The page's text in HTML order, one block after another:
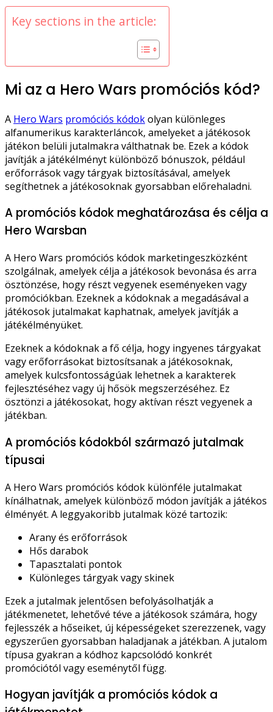
Key sections in the article:
Mi az a Hero Wars promóciós kód?
A Hero Wars promóciós kódokolyan különleges
alfanumerikus karakterláncok, amelyeket a játékosok
játékon belüli jutalmakra válthatnak be. Ezek a kódok
javítják a játékélményt különböző bónuszok, például
erőforrások vagy tárgyak biztosításával, amelyek
segíthetnek a játékosoknak gyorsabban előrehaladni.
A promóciós kódok meghatározása és célja a
Hero Warsban
A Hero Wars promóciós kódok marketingeszközként
szolgálnak, amelyek célja a játékosok bevonása és arra
ösztönzése, hogy részt vegyenek eseményeken vagy
promóciókban. Ezeknek a kódoknak a megadásával a
játékosok jutalmakat kaphatnak, amelyek javítják a
játékélményüket.
Ezeknek a kódoknak a fő célja, hogy ingyenes tárgyakat
vagy erőforrásokat biztosítsanak a játékosoknak,
amelyek kulcsfontosságúak lehetnek a karakterek
fejlesztéséhez vagy új hősök megszerzéséhez. Ez
ösztönzi a játékosokat, hogy aktívan részt vegyenek a
játékban.
A promóciós kódokból származó jutalmak
típusai
A Hero Wars promóciós kódok különféle jutalmakat
kínálhatnak, amelyek különböző módon javítják a játékos
élményét. A leggyakoribb jutalmak közé tartozik:
Arany és erőforrások
Hős darabok
Tapasztalati pontok
Különleges tárgyak vagy skinek
Ezek a jutalmak jelentősen befolyásolhatják a
játékmenetet, lehetővé téve a játékosok számára, hogy
fejlesszék a hőseiket, új képességeket szerezzenek, vagy
egyszerűen gyorsabban haladjanak a játékban. A jutalom
típusa gyakran a kódhoz kapcsolódó konkrét
promóciótól vagy eseménytől függ.
Hogyan javítják a promóciós kódok a